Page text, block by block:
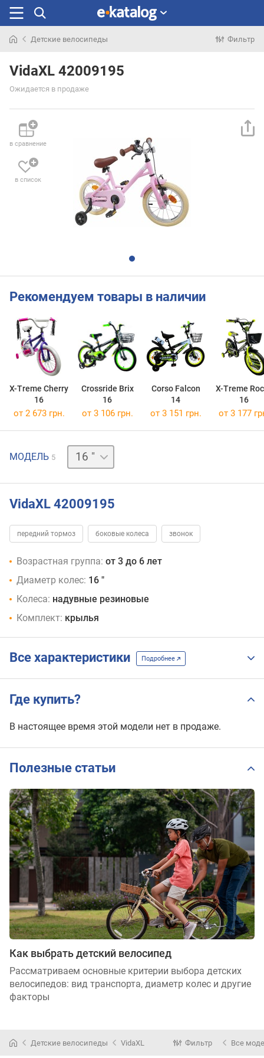
раньше
Детские велосипеды Фильтр
VidaXL 42009195
Ожидается в продаже
в сравнение
в список
Рекомендуем товары в наличии
X-Treme Cherry
16
Crossride Brix
16
Corso Falcon
14
X-Treme
16
от 2 673 грн. от 3 106 грн. от 3 151 грн. от 3 177
МОДЕЛЬ 5
12 "
14 "
VidaXL 42009195
передний тормоз боковые колеса звонок
Возрастная группа: от 3 до 6 лет
Диаметр колес: 16 "
Колеса: надувные резиновые
Комплект: крылья
Все характеристики Подробнее
Где купить?
В настоящее время этой модели нет в продаже.
Полезные статьи
Как выбрать детский велосипед
Рассматриваем основные критерии выбора детских
велосипедов: вид транспорта, диаметр колес и другие
факторы
Детские велосипеды VidaXL Фильтр Все